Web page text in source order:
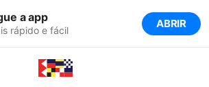
a app
rápido e fácil ABRIR